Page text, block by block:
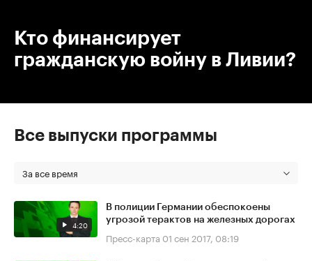
Кто финансирует
гражданскую войну в Ливии?
Все выпуски программы
За все время
4:20
В полиции Германии обеспокоены
угрозой терактов на железных дорогах
Пресс-карта 01 сен 2017, 08:19